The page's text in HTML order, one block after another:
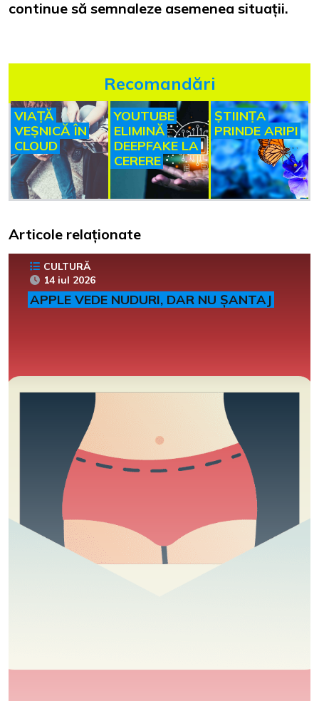
continue să semnaleze asemenea situații.
Recomandări
VIAȚĂ
VEȘNICĂ ÎN
CLOUD
YOUTUBE
ELIMINĂ
DEEPFAKE LA
CERERE
ȘTIINȚA
PRINDE ARIPI
Articole relaționate
CULTURĂ
14 iul 2026
APPLE VEDE NUDURI, DAR NU ȘANTAJ